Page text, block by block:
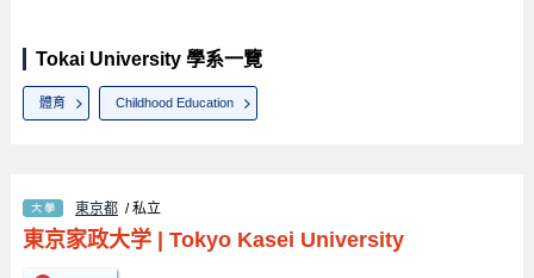
Tokai University 學系一覽
體育 Childhood Education
東京都 / 私立
東京家政大学| Tokyo Kasei University